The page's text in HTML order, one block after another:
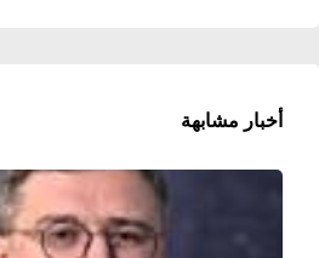
أخبار مشابهة